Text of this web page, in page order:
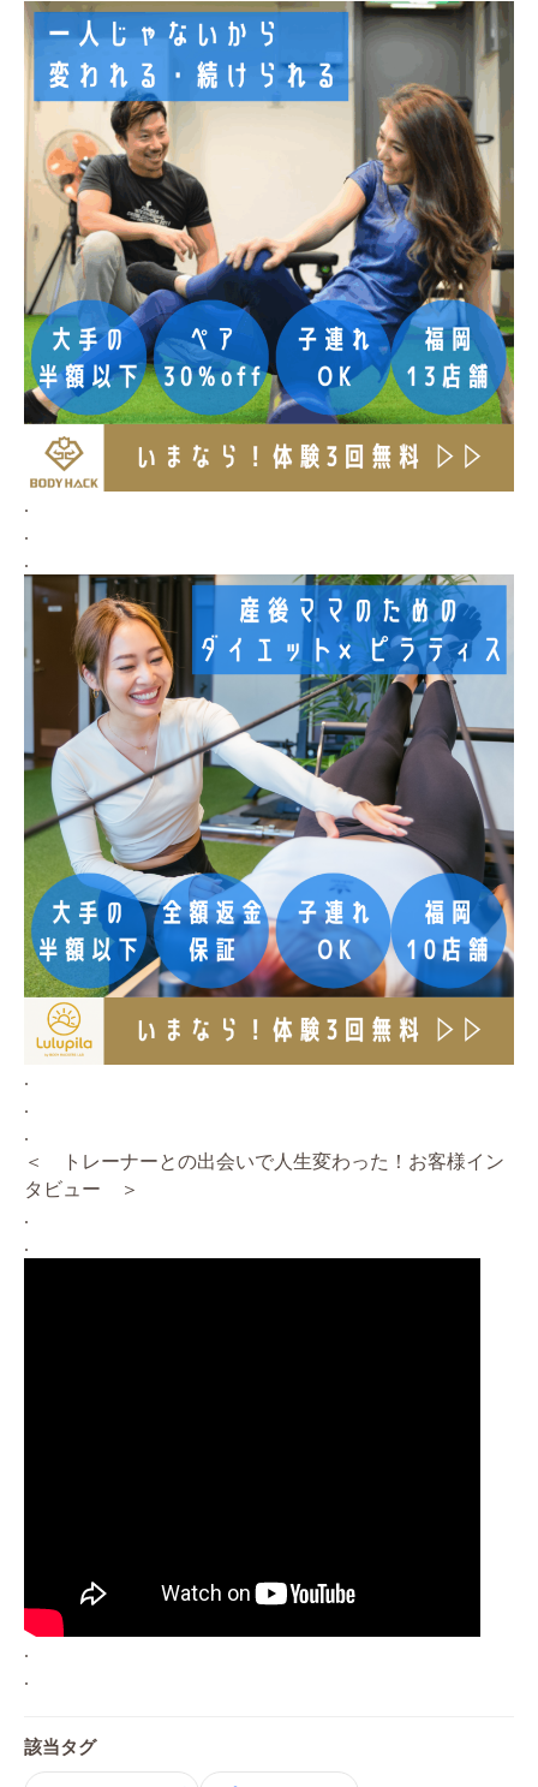
.
.
.
.
.
.
＜ トレーナーとの出会いで人生変わった！お客様イン
タビュー ＞
.
.
.
.
該当タグ